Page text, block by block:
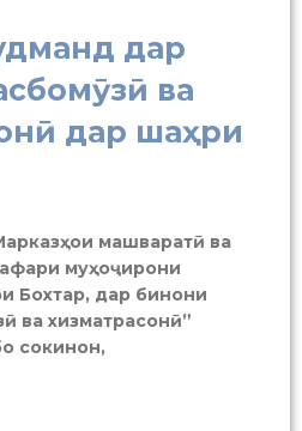
дар
ва
дар шаҳри
машваратӣ ва
муҳоҷирони
Бохтар, дар бинони
ва хизматрасонӣ”
сокинон,